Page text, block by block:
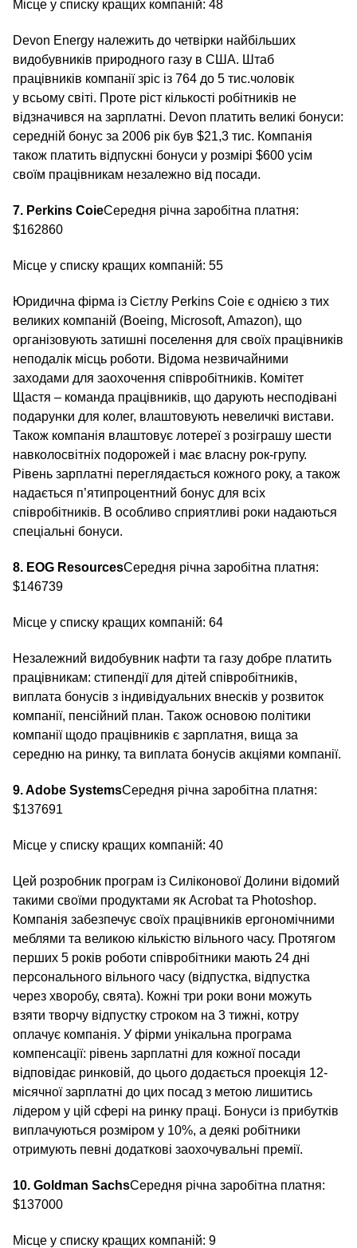
Місце у списку кращих компаній: 48
Devon Energy належить до четвірки найбільших
видобувників природного газу в США. Штаб
працівників компанії зріс із 764 до 5 тис.чоловік
у всьому світі. Проте ріст кількості робітників не
відзначився на зарплатні. Devon платить великі бонуси:
середній бонус за 2006 рік був $21,3 тис. Компанія
також платить відпускні бонуси у розмірі $600 усім
своїм працівникам незалежно від посади.
7. Perkins CoieСередня річна заробітна платня:
$162860
Місце у списку кращих компаній: 55
Юридична фірма із Сієтлу Perkins Coie є однією з тих
великих компаній (Boeing, Microsoft, Amazon), що
організовують затишні поселення для своїх працівників
неподалік місць роботи. Відома незвичайними
заходами для заохочення співробітників. Комітет
Щастя – команда працівників, що дарують несподівані
подарунки для колег, влаштовують невеличкі вистави.
Також компанія влаштовує лотереї з розіграшу шести
навколосвітніх подорожей і має власну рок-групу.
Рівень зарплатні переглядається кожного року, а також
надається п’ятипроцентний бонус для всіх
співробітників. В особливо сприятливі роки надаються
спеціальні бонуси.
8. EOG ResourcesСередня річна заробітна платня:
$146739
Місце у списку кращих компаній: 64
Незалежний видобувник нафти та газу добре платить
працівникам: стипендії для дітей співробітників,
виплата бонусів з індивідуальних внесків у розвиток
компанії, пенсійний план. Також основою політики
компанії щодо працівників є зарплатня, вища за
середню на ринку, та виплата бонусів акціями компанії.
9. Adobe SystemsСередня річна заробітна платня:
$137691
Місце у списку кращих компаній: 40
Цей розробник програм із Силіконової Долини відомий
такими своїми продуктами як Acrobat та Photoshop.
Компанія забезпечує своїх працівників ергономічними
меблями та великою кількістю вільного часу. Протягом
перших 5 років роботи співробітники мають 24 дні
персонального вільного часу (відпустка, відпустка
через хворобу, свята). Кожні три роки вони можуть
взяти творчу відпустку строком на 3 тижні, котру
оплачує компанія. У фірми унікальна програма
компенсації: рівень зарплатні для кожної посади
відповідає ринковій, до цього додається проекція 12-
місячної зарплатні до цих посад з метою лишитись
лідером у цій сфері на ринку праці. Бонуси із прибутків
виплачуються розміром у 10%, а деякі робітники
отримують певні додаткові заохочувальні премії.
10. Goldman SachsСередня річна заробітна платня:
$137000
Місце у списку кращих компаній: 9